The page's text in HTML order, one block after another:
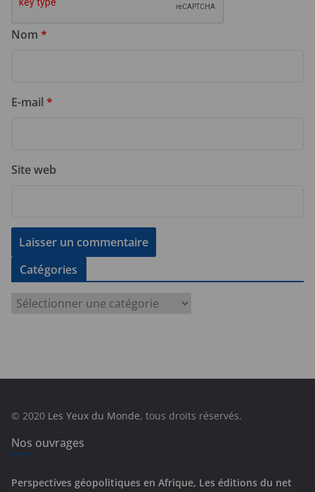
Nom *
E-mail *
Site web
Catégories
e
s
© 2020 Les Yeux du Monde, tous droits réservés.
Nos ouvrages
Perspectives géopolitiques en Afrique, Les éditions du net